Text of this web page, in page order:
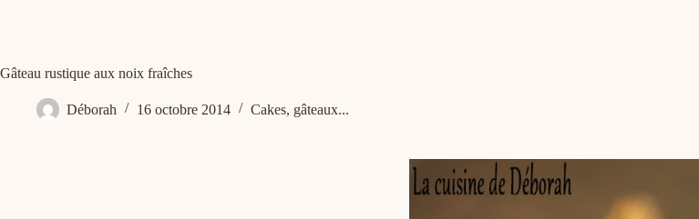
Gâteau rustique aux noix fraîches
Déborah 16 octobre 2014 Cakes, gâteaux...